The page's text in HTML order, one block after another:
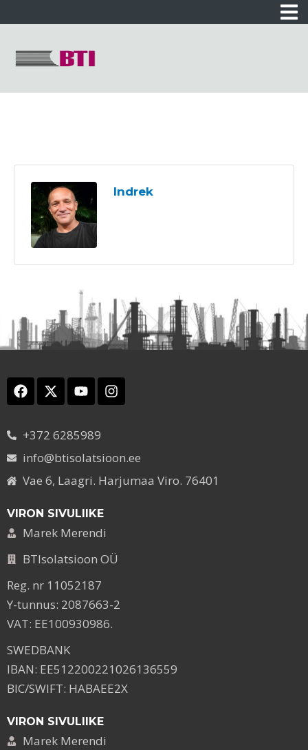
Indrek
+372 6285989
info@btisolatsioon.ee
Vae 6, Laagri. Harjumaa Viro. 76401
VIRON SIVULIIKE
Marek Merendi
BTIsolatsioon OÜ
Reg. nr 11052187
Y-tunnus: 2087663-2
VAT: EE100930986.
SWEDBANK
IBAN: EE512200221026136559
BIC/SWIFT: HABAEE2X
VIRON SIVULIIKE
Marek Merendi